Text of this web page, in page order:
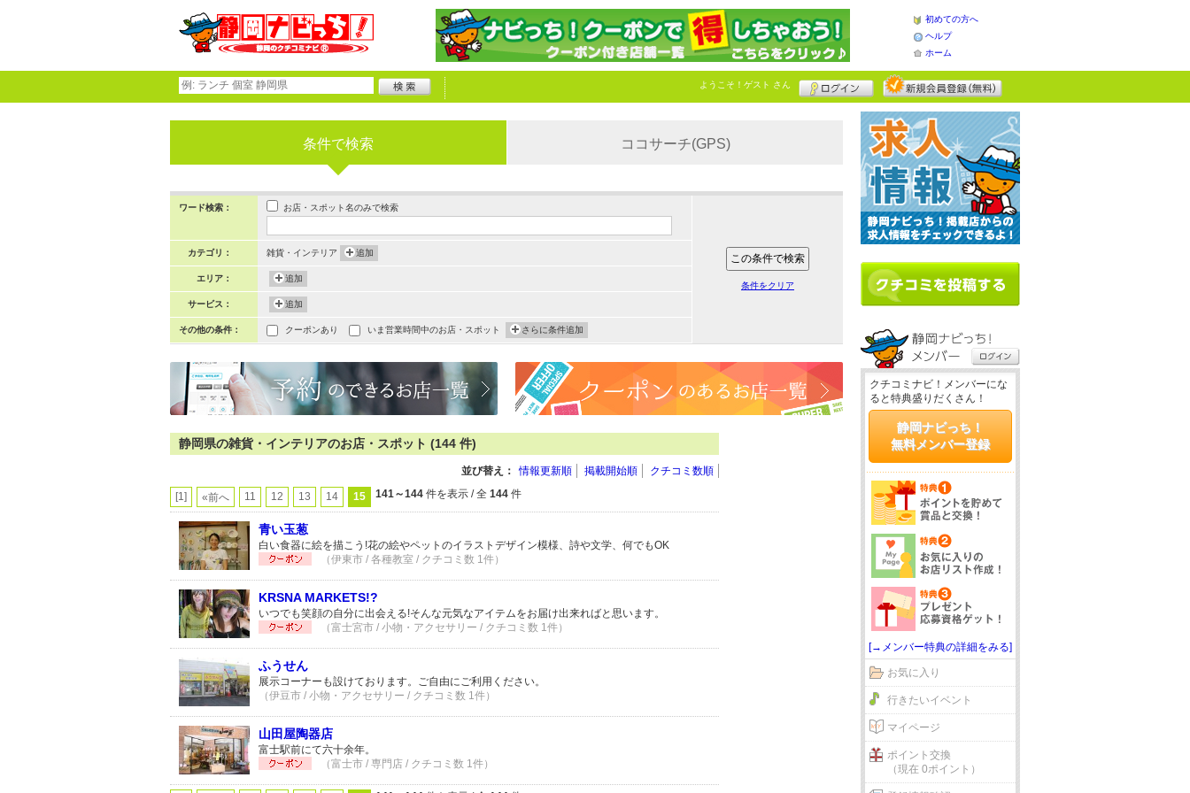
初めての方へ
ヘルプ
ホーム
ようこそ！ ゲスト さん
条件で検索 ココサーチ(GPS)
ワード検索： お店・スポット名のみで検索
カテゴリ： 雑貨・インテリア 追加
エリア： 追加
サービス： 追加
その他の条件： クーポンあり いま営業時間中のお店・スポット さらに条件追加
条件をクリア
静岡県の雑貨・インテリアのお店・スポット (144 件)
並び替え： 情報更新順 掲載開始順 クチコミ数順
[1] «前へ 11 12 13 14 15 141～144 件を表示 / 全 144 件
青い玉葱
白い食器に絵を描こう!花の絵やペットのイラストデザイン模様、詩や文学、何でもOK
（伊東市 / 各種教室 / クチコミ数 1件）
KRSNA MARKETS!?
いつでも笑顔の自分に出会える!そんな元気なアイテムをお届け出来ればと思います。
（富士宮市 / 小物・アクセサリー / クチコミ数 1件）
ふうせん
展示コーナーも設けております。ご自由にご利用ください。
（伊豆市 / 小物・アクセサリー / クチコミ数 1件）
山田屋陶器店
富士駅前にて六十余年。
（富士市 / 専門店 / クチコミ数 1件）
クチコミナビ！メンバーにな
ると特典盛りだくさん！
静岡ナビっち！
無料メンバー登録
[→メンバー特典の詳細をみる]
お気に入り
行きたいイベント
マイページ
ポイント交換
（現在 0ポイント）